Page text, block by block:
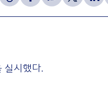
실시했다.